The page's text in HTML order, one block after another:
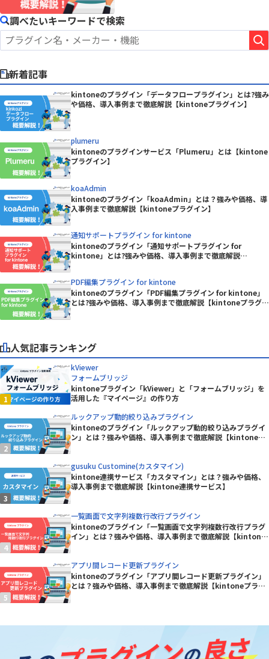
調べたいキーワードで検索
新着記事
kintoneのプラグイン「データフロープラグイン」とは?強み
や価格、導入事例まで徹底解説【kintoneプラグイン】
plumeru
kintoneのプラグインサービス「Plumeru」とは【kintone
プラグイン】
koaAdmin
kintoneのプラグイン「koaAdmin」とは？強みや価格、導
入事例まで徹底解説【kintoneプラグイン】
通知サポートプラグイン for kintone
kintoneのプラグイン「通知サポートプラグイン for
kintone」とは?強みや価格、導入事例まで徹底解説
PDF編集プラグイン for kintone
kintoneのプラグイン「PDF編集プラグイン for kintone」
とは?強みや価格、導入事例まで徹底解説【kintoneプラグイ
人気記事ランキング
kViewer
フォームブリッジ
kintoneプラグイン「kViewer」と「フォームブリッジ」を
活用した『マイページ』の作り方
ルックアップ動的絞り込みプラグイン
kintoneのプラグイン「ルックアップ動的絞り込みプラグイ
ン」とは？強みや価格、導入事例まで徹底解説【kintoneプ
gusuku Customine(カスタマイン)
kintone連携サービス「カスタマイン」とは？強みや価格、
導入事例まで徹底解説【kintone連携サービス】
一覧画面で文字列複数行改行プラグイン
kintoneのプラグイン「一覧画面で文字列複数行改行プラグ
イン」とは？強みや価格、導入事例まで徹底解説【kintone
アプリ間レコード更新プラグイン
kintoneのプラグイン「アプリ間レコード更新プラグイン」
とは？強みや価格、導入事例まで徹底解説【kintoneプラグ